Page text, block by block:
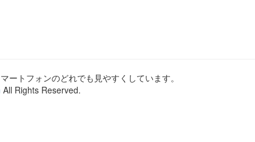
ートフォンのどれでも見やすくしています。
All Rights Reserved.